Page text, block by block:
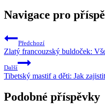
Navigace pro
Předchozí
Zlatý francouzský buldoček:
Další
Tibetský mastif a děti: Jak
Podobné příspěvky